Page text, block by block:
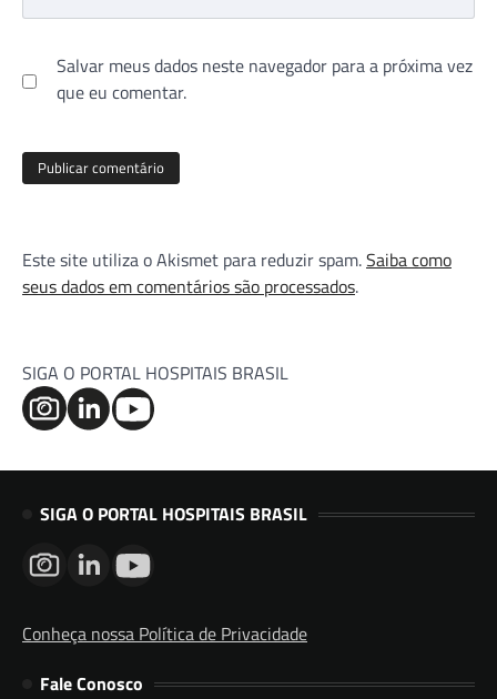
Salvar meus dados neste navegador para a próxima vez
que eu comentar.
Este site utiliza o Akismet para reduzir spam.Saiba como
seus dados em comentários são processados.
SIGA O PORTAL HOSPITAIS BRASIL
SIGA O PORTAL HOSPITAIS BRASIL
Conheça nossa Política de Privacidade
Fale Conosco